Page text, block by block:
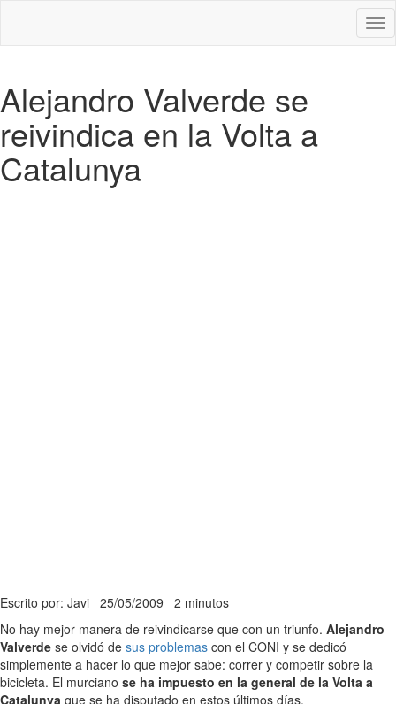
Alejandro Valverde se
reivindica en la Volta a
Catalunya
Escrito por: Javi 25/05/2009 2 minutos
No hay mejor manera de reivindicarse que con un triunfo. Alejandro
Valverde se olvidó de sus problemas con el CONI y se dedicó
simplemente a hacer lo que mejor sabe: correr y competir sobre la
bicicleta. El murciano se ha impuesto en la general de la Volta a
Catalunya que se ha disputado en estos últimos días.